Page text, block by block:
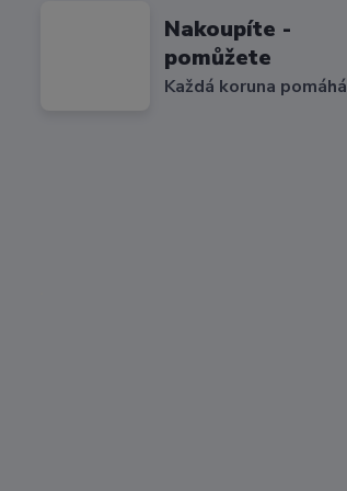
Nakoupíte -
pomůžete
Každá koruna pomáhá